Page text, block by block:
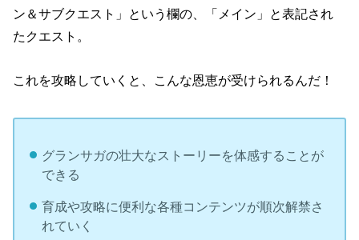
ン＆サブクエスト」という欄の、「メイン」と表記され
たクエスト。
これを攻略していくと、こんな恩恵が受けられるんだ！
グランサガの壮大なストーリーを体感することが
できる
育成や攻略に便利な各種コンテンツが順次解禁さ
れていく